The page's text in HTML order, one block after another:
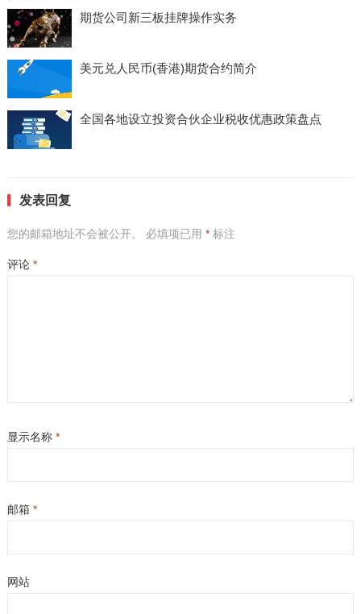
期货公司新三板挂牌操作实务
美元兑人民币(香港)期货合约简介
全国各地设立投资合伙企业税收优惠政策盘点
发表回复
您的邮箱地址不会被公开。 必填项已用 *标注
评论 *
显示名称 *
邮箱 *
网站